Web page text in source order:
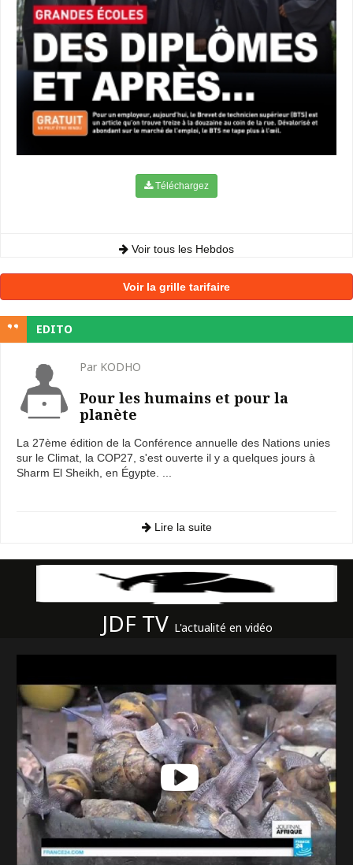
Téléchargez
Voir tous les Hebdos
Voir la grille tarifaire
EDITO
Par KODHO
Pour les humains et pour la
planète
La 27ème édition de la Conférence annuelle des Nations unies
sur le Climat, la COP27, s'est ouverte il y a quelques jours à
Sharm El Sheikh, en Égypte. ...
Lire la suite
JDF TV L'actualité en vidéo